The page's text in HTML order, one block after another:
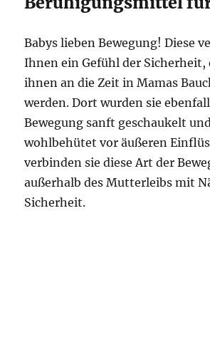
Babys lieben Bewegung! Diese
Ihnen ein Gefühl der Sicherheit,
ihnen an die Zeit in Mamas
werden. Dort wurden sie
Bewegung sanft geschaukelt
wohlbehütet vor äußeren
verbinden sie diese Art der
außerhalb des Mutterleibs mit
Sicherheit.